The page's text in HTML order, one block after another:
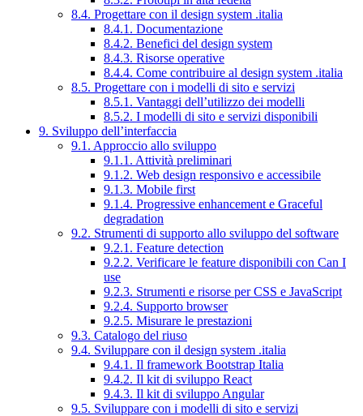
8.4. Progettare con il design system .italia
8.4.1. Documentazione
8.4.2. Benefici del design system
8.4.3. Risorse operative
8.4.4. Come contribuire al design system .italia
8.5. Progettare con i modelli di sito e servizi
8.5.1. Vantaggi dell’utilizzo dei modelli
8.5.2. I modelli di sito e servizi disponibili
9. Sviluppo dell’interfaccia
9.1. Approccio allo sviluppo
9.1.1. Attività preliminari
9.1.2. Web design responsivo e accessibile
9.1.3. Mobile first
9.1.4. Progressive enhancement e Graceful
degradation
9.2. Strumenti di supporto allo sviluppo del software
9.2.1. Feature detection
9.2.2. Verificare le feature disponibili con Can I
use
9.2.3. Strumenti e risorse per CSS e JavaScript
9.2.4. Supporto browser
9.2.5. Misurare le prestazioni
9.3. Catalogo del riuso
9.4. Sviluppare con il design system .italia
9.4.1. Il framework Bootstrap Italia
9.4.2. Il kit di sviluppo React
9.4.3. Il kit di sviluppo Angular
9.5. Sviluppare con i modelli di sito e servizi